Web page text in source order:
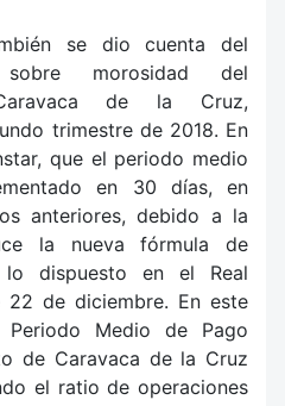
se dio cuenta del
morosidad del
de la Cruz,
trimestre de 2018. En
que el periodo medio
en 30 días, en
anteriores, debido a la
la nueva fórmula de
dispuesto en el Real
22 de diciembre. En este
Periodo Medio de Pago
de Caravaca de la Cruz
el ratio de operaciones